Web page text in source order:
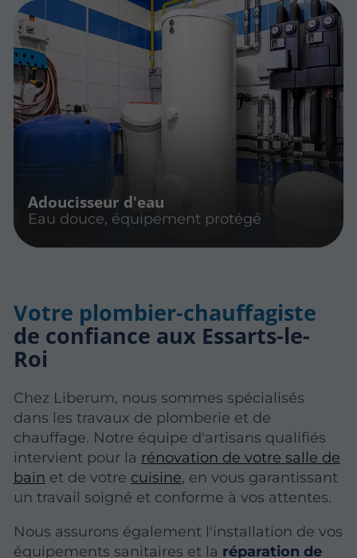
Adoucisseur d'eau
Eau douce, équipement protégé
Votre plombier-chauffagiste
de confiance aux Essarts-le-
Roi
Chez Liberum, nous sommes spécialisés
dans les travaux de plomberie et de
chauffage. Notre équipe d'artisans qualifiés
intervient pour la rénovation de votre salle de
bain et de votre cuisine, en vous garantissant
un travail soigné et conforme à vos attentes.
Nous assurons également l'installation de vos
équipements sanitaires et la réparation de